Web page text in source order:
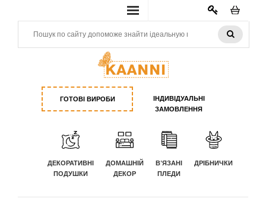
КАБИНЕТ
ГОТОВІ ВИРОБИ
ІНДИВІДУАЛЬНІ
ЗАМОВЛЕННЯ
ДЕКОРАТИВНІ
ПОДУШКИ
ДОМАШНІЙ
ДЕКОР
В'ЯЗАНІ
ПЛЕДИ
ДРІБНИЧКИ